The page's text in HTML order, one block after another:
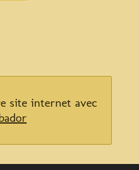
site internet avec